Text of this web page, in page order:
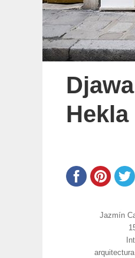
https://
Jazmín
el
Etiquetas